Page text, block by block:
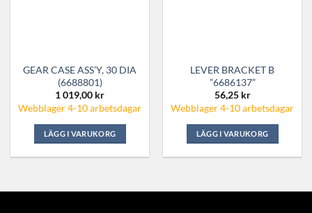
GEAR CASE ASS’Y, 30 DIA
(6688801)
1 019,00 kr
Webblager 4-10 arbetsdagar
LÄGG I VARUKORG
LEVER BRACKET B
”6686137”
56,25 kr
Webblager 4-10 arbetsdagar
LÄGG I VARUKORG